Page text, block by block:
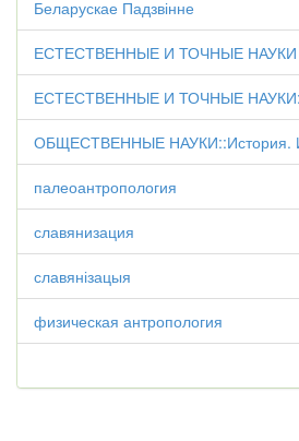
Беларускае Падзвінне
ЕСТЕСТВЕННЫЕ И ТОЧНЫЕ НАУКИ
ЕСТЕСТВЕННЫЕ И ТОЧНЫЕ
ОБЩЕСТВЕННЫЕ НАУКИ::История.
палеоантропология
славянизация
славянізацыя
физическая антропология